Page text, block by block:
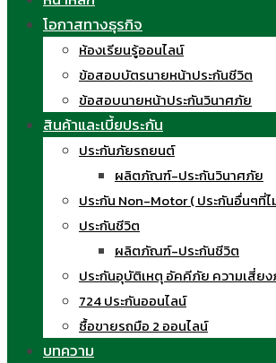
โอกาสทางธุรกิจ
ห้องเรียนรู้ออนไลน์
ข้อสอบบัตรนายหน้าประกันชีวิต
ข้อสอบนายหน้าประกันวินาศภัย
สินค้าและเบี้ยประกัน
ประกันภัยรถยนต์
ผลิตภัณฑ์-ประกันวินาศภัย
ประกัน Non-Motor ( ประกันอื่นๆที่ไ
ประกันชีวิต
ผลิตภัณฑ์-ประกันชีวิต
ประกันอุบัติเหตุ อัคคีภัย ความเสี่ย
724 ประกันออนไลน์
ซื้อขายรถมือ 2 ออนไลน์
บทความ